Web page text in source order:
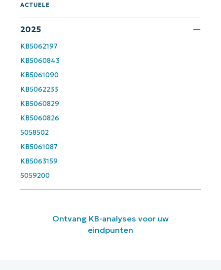
ACTUELE
2025
KB5062197
KB5060843
KB5061090
KB5062233
KB5060829
KB5060826
5058502
KB5061087
KB5063159
5059200
Ontvang KB-analyses voor uw
eindpunten
Land
Company